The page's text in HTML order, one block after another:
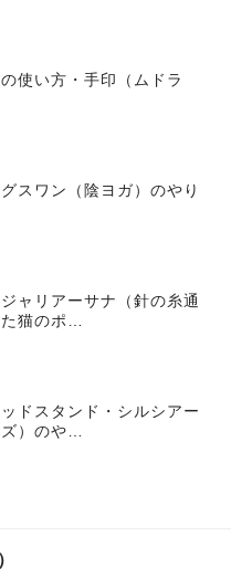
使い方・手印（ムドラ
スワン（陰ヨガ）のやり
ャリアーサナ（針の糸通
猫のポ…
ドスタンド・シルシアー
）のや…